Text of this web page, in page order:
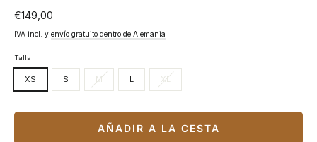
Precio
normal
€149,00
IVA incl. y envío gratuito dentro de Alemania
Talla
XS S M L XL
AÑADIR A LA CESTA